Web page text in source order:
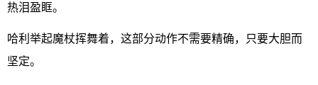
热泪盈眶。
哈利举起魔杖挥舞着，这部分动作不需要精确，只要大胆而
坚定。